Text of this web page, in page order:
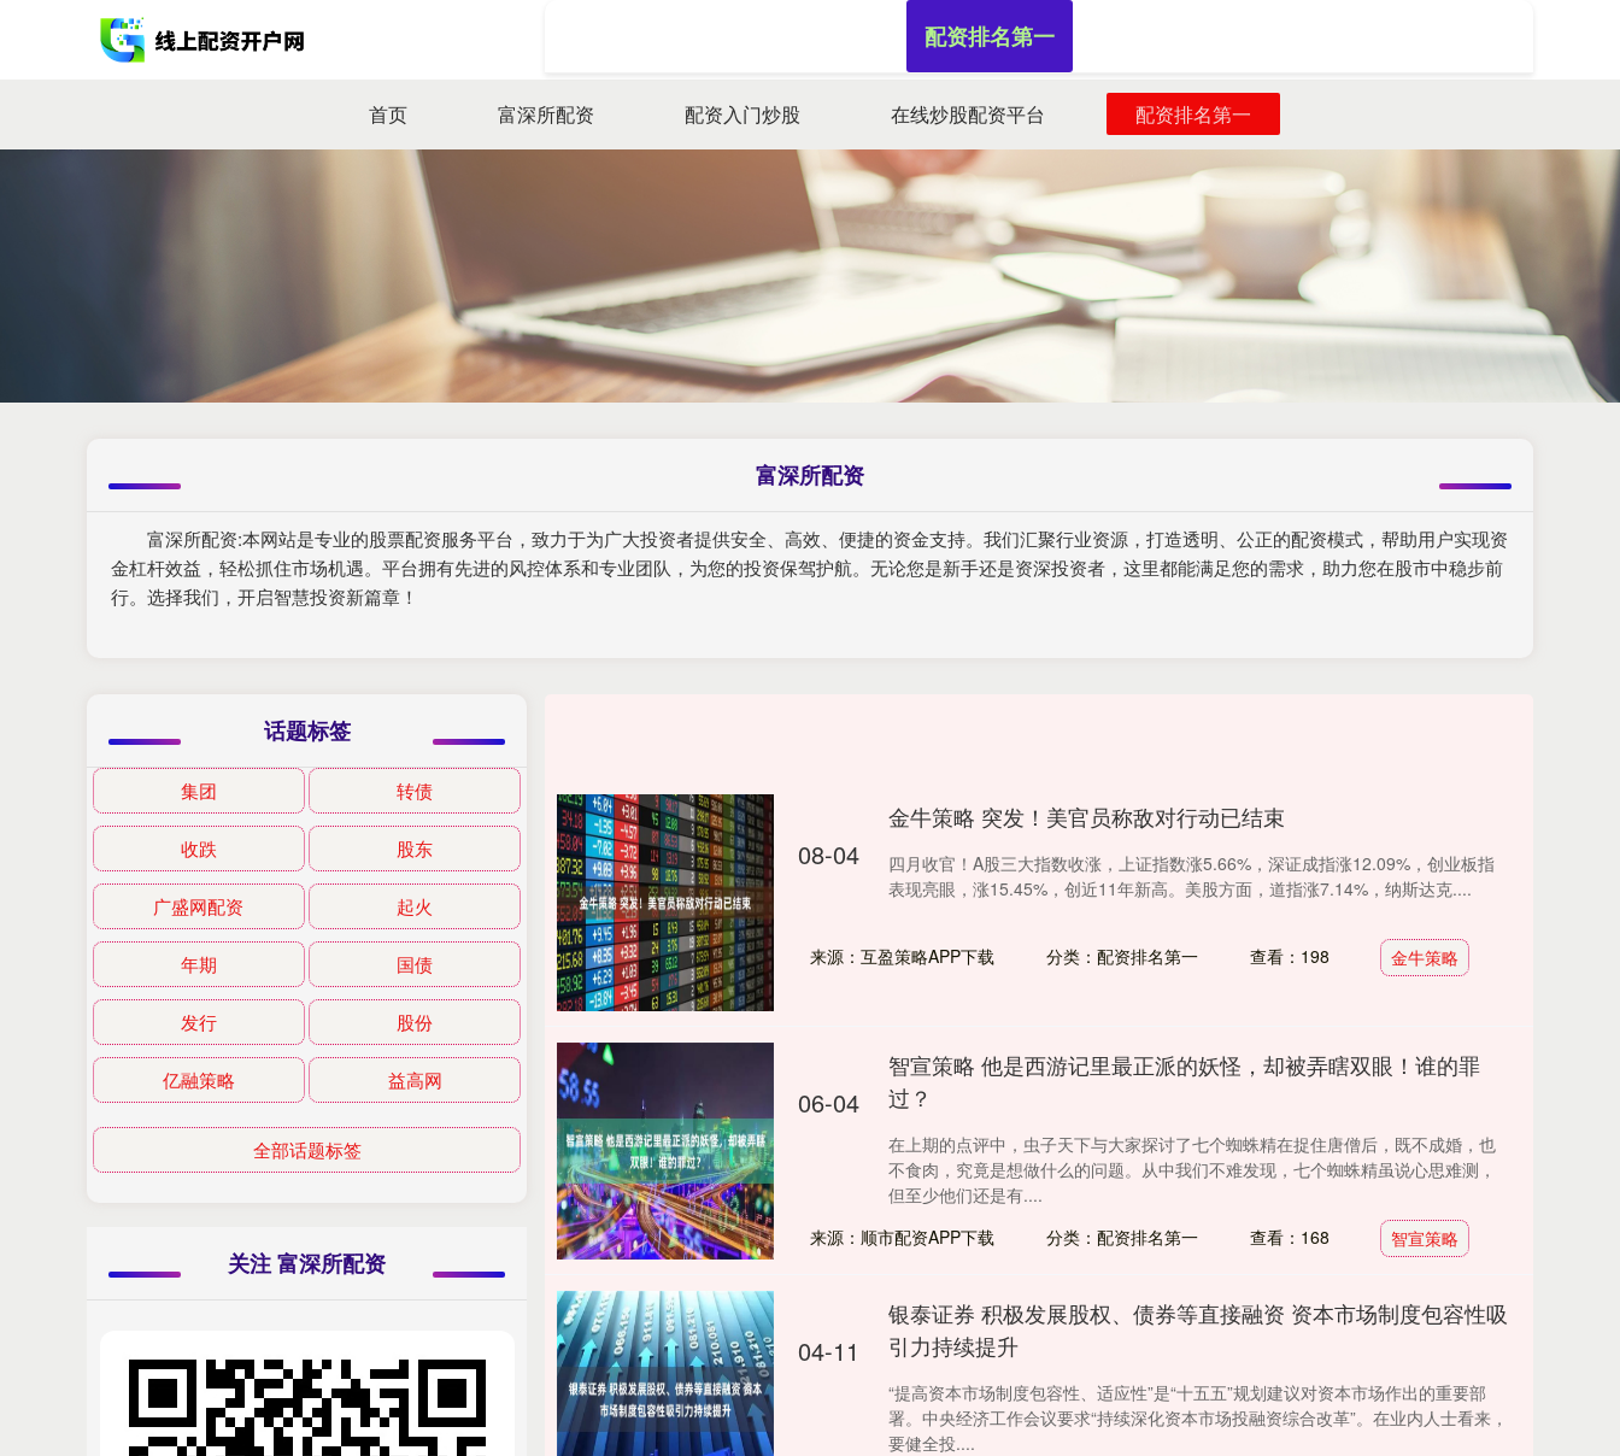
首页 富深所配资 配资入门炒股 在线炒股配资平台 配资排名第一
富深所配资
富深所配资:本网站是专业的股票配资服务平台，致力于为广大投资者提供安全、高效、便捷的资金支持。我们汇聚行业资源，打造透明、公正的配资模式，帮助用户实现资
金杠杆效益，轻松抓住市场机遇。平台拥有先进的风控体系和专业团队，为您的投资保驾护航。无论您是新手还是资深投资者，这里都能满足您的需求，助力您在股市中稳步前
行。选择我们，开启智慧投资新篇章！
配资排名第一
08-04
金牛策略 突发！美官员称敌对行动已结束
四月收官！A股三大指数收涨，上证指数涨5.66%，深证成指涨12.09%，创业板指
表现亮眼，涨15.45%，创近11年新高。美股方面，道指涨7.14%，纳斯达克....
来源：互盈策略APP下载 分类：配资排名第一 查看：198 金牛策略
06-04
智宣策略 他是西游记里最正派的妖怪，却被弄瞎双眼！谁的罪
过？
在上期的点评中，虫子天下与大家探讨了七个蜘蛛精在捉住唐僧后，既不成婚，也
不食肉，究竟是想做什么的问题。从中我们不难发现，七个蜘蛛精虽说心思难测，
但至少他们还是有....
来源：顺市配资APP下载
分类：配资排名第一 查看：168 智宣策略
04-11
银泰证券 积极发展股权、债券等直接融资 资本市场制度包容性吸
引力持续提升
“提高资本市场制度包容性、适应性”是“十五五”规划建议对资本市场作出的重要部
署。中央经济工作会议要求“持续深化资本市场投融资综合改革”。在业内人士看来，
要健全投....
话题标签
集团 转债
收跌 股东
广盛网配资 起火
年期 国债
发行 股份
亿融策略 益高网
全部话题标签
关注 富深所配资